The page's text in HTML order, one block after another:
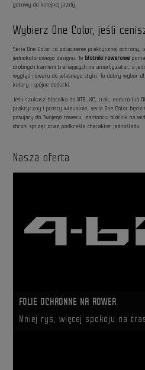
gotowy do kolejnej jazdy.
Wybierz One Color, jeśli
Seria One Color to połączenie praktycznej ochrony,
jednokolorowego designu. Te błotniki rowerowe
drobnych kamieni trafiających na amortyzator, a
wygląd roweru do własnego stylu. To dobry wybór
kolory i spójne dodatki.
Jeśli szukasz błotnika do MTB, XC, trail, enduro lub
praktyczny i prosty wizualnie, seria One Color
pasujący do Twojego roweru, zamontuj błotnik na
chroni sprzęt oraz podkreśla charakter jednośladu.
Nasza oferta
FOLIE OCHRONNE NA ROWER
Mniej rys, więcej spokoju na